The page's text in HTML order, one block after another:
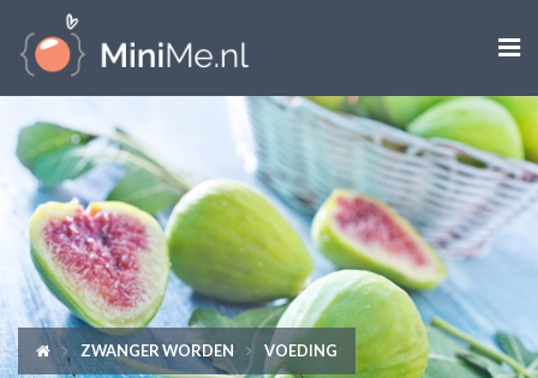

ZWANGER WORDEN
ZWANGER
BABY
PEUTER
KIND ZWANGER WORDEN VOEDING